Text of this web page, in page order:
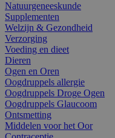
Natuurgeneeskunde
Supplementen
Welzijn & Gezondheid
Verzorging
Voeding en dieet
Dieren
Ogen en Oren
Oogdruppels allergie
Oogdruppels Droge Ogen
Oogdruppels Glaucoom
Ontsmetting
Middelen voor het Oor